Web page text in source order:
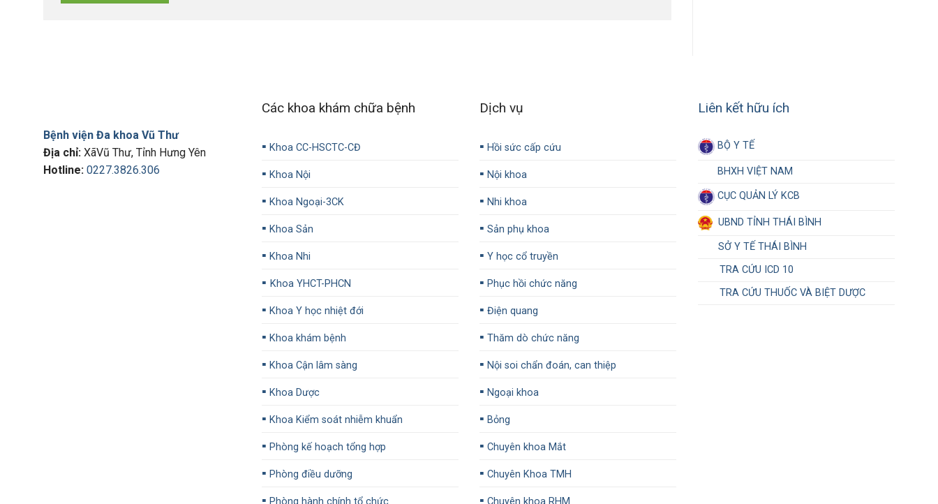
Bệnh viện Đa khoa Vũ Thư
Địa chỉ: XãVũ Thư, Tỉnh Hưng Yên
Hotline: 0227.3826.306
Các khoa khám chữa bệnh
▪️ Khoa CC-HSCTC-CĐ
▪️ Khoa Nội
▪️ Khoa Ngoại-3CK
▪️ Khoa Sản
▪️ Khoa Nhi
▪️ Khoa YHCT-PHCN
▪️ Khoa Y học nhiệt đới
▪️ Khoa khám bệnh
▪️ Khoa Cận lâm sàng
▪️ Khoa Dược
▪️ Khoa Kiểm soát nhiễm khuẩn
▪️ Phòng kế hoạch tổng hợp
▪️ Phòng điều dưỡng
▪️ Phòng hành chính tổ chức
Dịch vụ
▪️ Hồi sức cấp cứu
▪️ Nội khoa
▪️ Nhi khoa
▪️ Sản phụ khoa
▪️ Y học cổ truyền
▪️ Phục hồi chức năng
▪️ Điện quang
▪️ Thăm dò chức năng
▪️ Nội soi chẩn đoán, can thiệp
▪️ Ngoại khoa
▪️ Bỏng
▪️ Chuyên khoa Mắt
▪️ Chuyên Khoa TMH
▪️ Chuyên khoa RHM
Liên kết hữu ích
BỘ Y TẾ
BHXH VIỆT NAM
CỤC QUẢN LÝ KCB
UBND TỈNH THÁI BÌNH
SỞ Y TẾ THÁI BÌNH
TRA CỨU ICD 10
TRA CỨU THUỐC VÀ BIỆT DƯỢC